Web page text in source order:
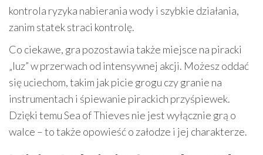
kontrola ryzyka nabierania wody i szybkie działania,
zanim statek straci kontrolę.
Co ciekawe, gra pozostawia także miejsce na piracki
„luz” w przerwach od intensywnej akcji. Możesz oddać
się uciechom, takim jak picie grogu czy granie na
instrumentach i śpiewanie pirackich przyśpiewek.
Dzięki temu Sea of Thieves nie jest wyłącznie grą o
walce – to także opowieść o załodze i jej charakterze.